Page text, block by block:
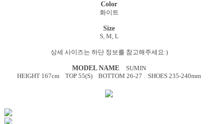
Color
화이트
Size
S, M, L
상세 사이즈는 하단 정보를 참고해주세요:)
MODEL NAME
SUMIN
HEIGHT 167cm TOP 55(S) BOTTOM 26-27 SHOES 235-240mm